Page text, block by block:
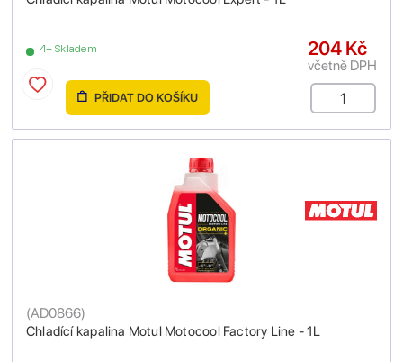
4+ Skladem 204 Kč
včetně DPH
PŘIDAT DO KOŠÍKU
Chladící kapalina Motul Motocool Factory Line - 1L
(AD0866)